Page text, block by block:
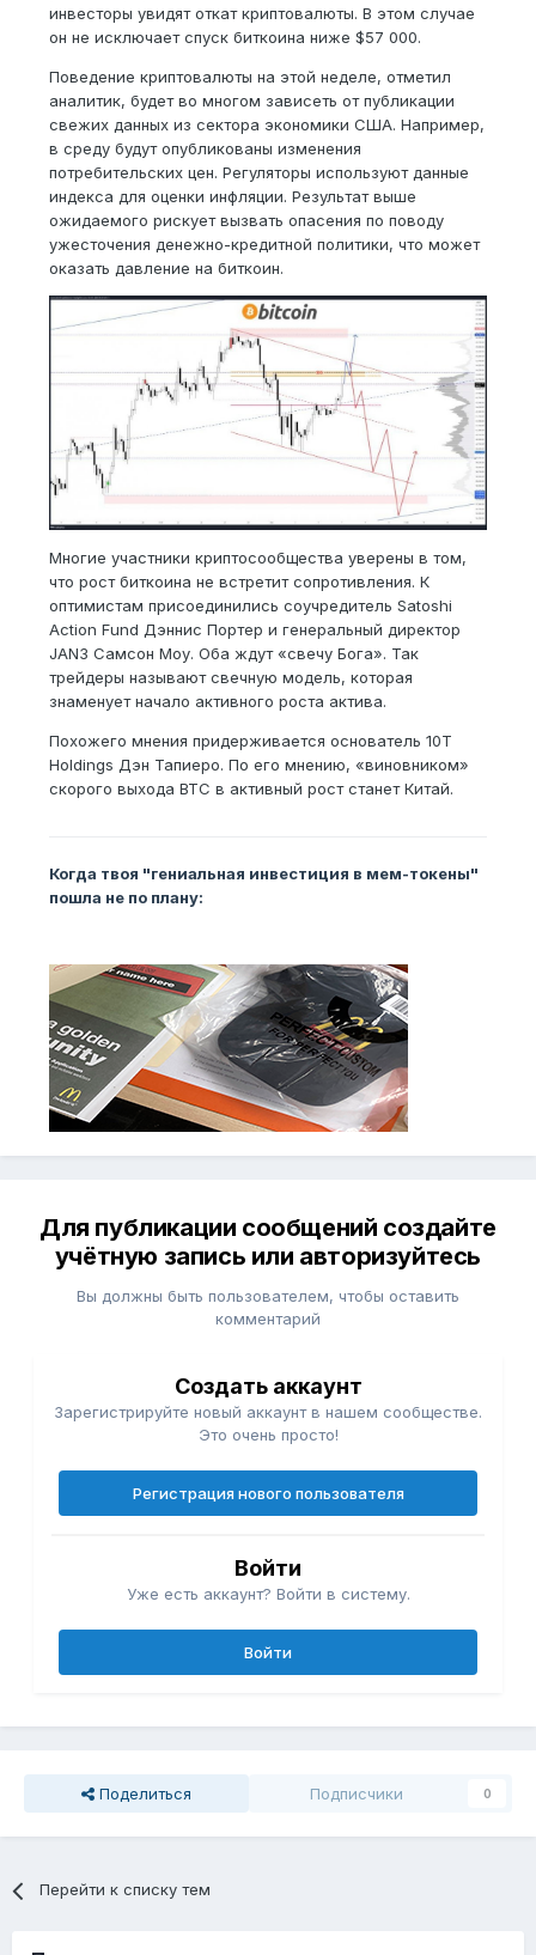
инвесторы увидят откат криптовалюты. В этом случае
он не исключает спуск биткоина ниже $57 000.
Поведение криптовалюты на этой неделе, отметил
аналитик, будет во многом зависеть от публикации
свежих данных из сектора экономики США. Например,
в среду будут опубликованы изменения
потребительских цен. Регуляторы используют данные
индекса для оценки инфляции. Результат выше
ожидаемого рискует вызвать опасения по поводу
ужесточения денежно-кредитной политики, что может
оказать давление на биткоин.
Многие участники криптосообщества уверены в том,
что рост биткоина не встретит сопротивления. К
оптимистам присоединились соучредитель Satoshi
Action Fund Дэннис Портер и генеральный директор
JAN3 Самсон Моу. Оба ждут «свечу Бога». Так
трейдеры называют свечную модель, которая
знаменует начало активного роста актива.
Похожего мнения придерживается основатель 10T
Holdings Дэн Тапиеро. По его мнению, «виновником»
скорого выхода BTC в активный рост станет Китай.
Когда твоя "гениальная инвестиция в мем-токены"
пошла не по плану:
Для публикации сообщений создайте
учётную запись или авторизуйтесь
Вы должны быть пользователем, чтобы оставить
комментарий
Создать аккаунт
Зарегистрируйте новый аккаунт в нашем сообществе.
Это очень просто!
Регистрация нового пользователя
Войти
Уже есть аккаунт? Войти в систему.
Войти
Поделиться Подписчики 0
Перейти к списку тем